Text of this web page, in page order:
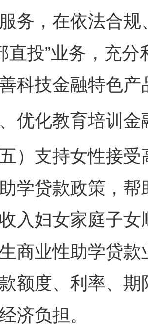
务，在依法合规
直投”业务，充
科技金融特色
化教育培训金
支持女性接受
学贷款政策，
入妇女家庭子
商业性助学贷
额度、利率、
济负担。